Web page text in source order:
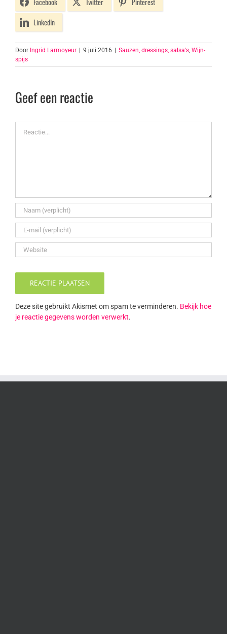
LinkedIn
Door Ingrid Larmoyeur 9 juli 2016 Sauzen, dressings, salsa's, Wijn-
spijs
Geef een reactie
Deze site gebruikt Akismet om spam te verminderen. Bekijk hoe
je reactie gegevens worden verwerkt.